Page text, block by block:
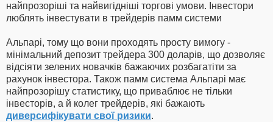
найпрозоріші та найвигідніші торгові умови. Інвестори
люблять інвестувати в трейдерів памм системи
Альпарі, тому що вони проходять просту вимогу -
мінімальний депозит трейдера 300 доларів, що дозволяє
відсіяти зелених новачків бажаючих розбагатіти за
рахунок інвестора. Також памм система Альпарі має
найпрозорішу статистику, що приваблює не тільки
інвесторів, а й колег трейдерів, які бажають
диверсифікувати свої ризики.